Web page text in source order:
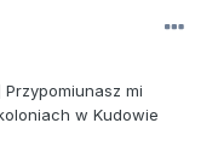
mi
w Kudowie